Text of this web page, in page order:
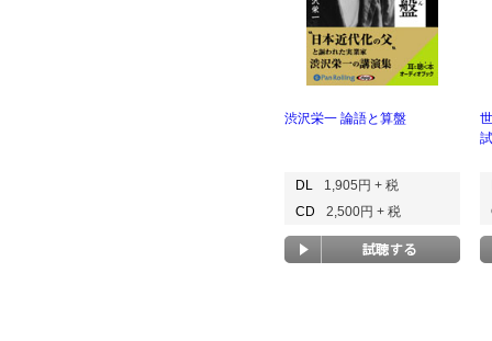
渋沢栄一 論語と算盤
DL
1,905円 + 税
CD
2,500円 + 税